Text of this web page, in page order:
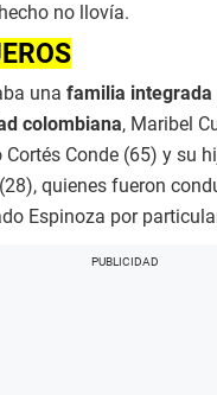
no llovía.
una familia integrada
colombiana, Maribel
Conde (65) y su
quienes fueron
Espinoza por